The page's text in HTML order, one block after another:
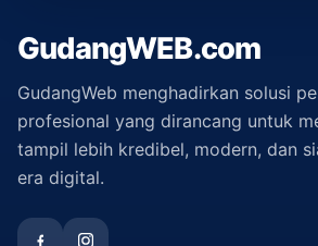
GudangWEB.com
GudangWeb menghadirkan solusi
profesional yang dirancang untuk
tampil lebih kredibel, modern, dan
era digital.